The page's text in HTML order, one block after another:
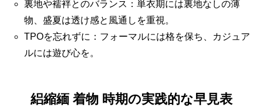
裏地や襦袢とのバランス：単衣期には裏地なしの薄
物、盛夏は透け感と風通しを重視。
TPOを忘れずに：フォーマルには格を保ち、カジュア
ルには遊び心を。
絽縮緬 着物 時期の実践的な早見表